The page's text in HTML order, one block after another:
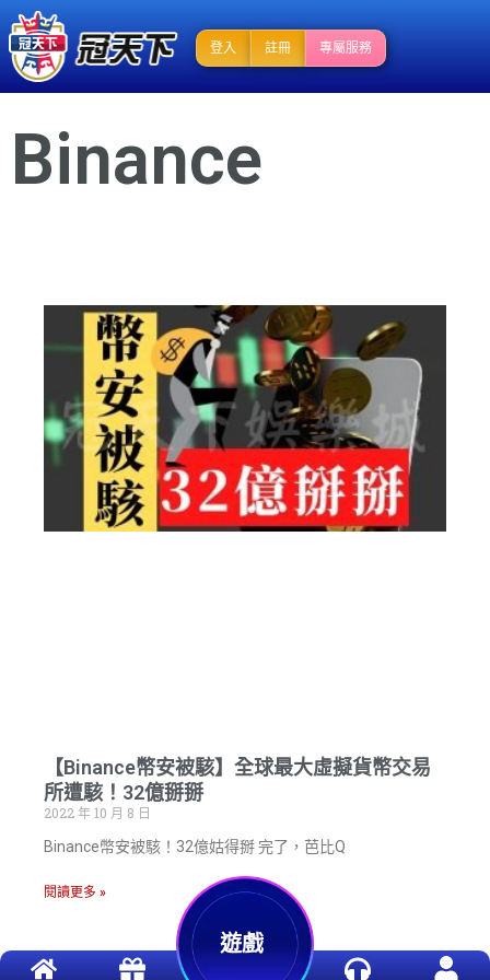
登入 註冊 專屬服務
Binance
【Binance幣安被駭】全球最大虛擬貨幣交易
所遭駭！32億掰掰
2022 年 10 月 8 日
Binance幣安被駭！32億姑得掰 完了，芭比Q
閱讀更多 »
遊戲